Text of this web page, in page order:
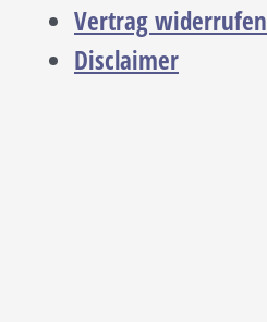
Vertrag widerrufen
Disclaimer